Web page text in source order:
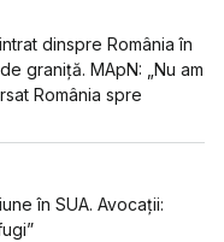
dinspre România în
graniță. MApN: „Nu am
România spre
în SUA. Avocații: